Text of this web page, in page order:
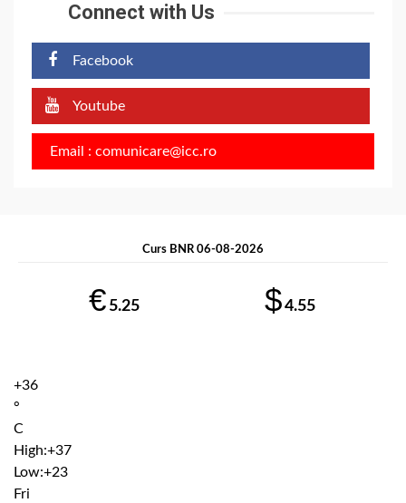
Connect with Us
Facebook
Youtube
Email : comunicare@icc.ro
Curs BNR 06-08-2026
€ 5.25 $4.55
+36
°
C
High:+37
Low:+23
Fri